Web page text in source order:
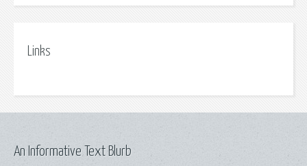
Links
An Informative Text Blurb